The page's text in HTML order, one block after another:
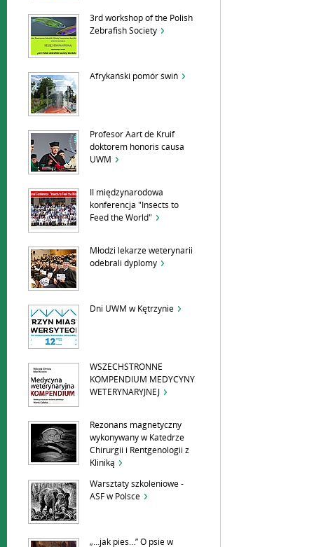
3rd workshop of the Polish
Zebrafish Society
Afrykański pomór świń
Profesor Aart de Kruif
doktorem honoris causa
UWM
II międzynarodowa
konferencja "Insects to
Feed the World"
Młodzi lekarze weterynarii
odebrali dyplomy
Dni UWM w Kętrzynie
WSZECHSTRONNE
KOMPENDIUM MEDYCYNY
WETERYNARYJNEJ
Rezonans magnetyczny
wykonywany w Katedrze
Chirurgii i Rentgenologii z
Kliniką
Warsztaty szkoleniowe -
ASF w Polsce
„…jak pies…” O psie w